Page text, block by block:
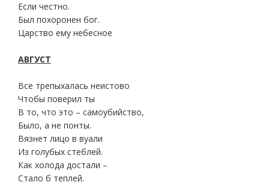
Если честно.
Был похоронен бог.
Царство ему небесное
АВГУСТ
Все трепыхалась неистово
Чтобы поверил ты
В то, что это – самоубийство,
Было, а не понты.
Вязнет лицо в вуали
Из голубых стеблей.
Как холода достали –
Стало б теплей.